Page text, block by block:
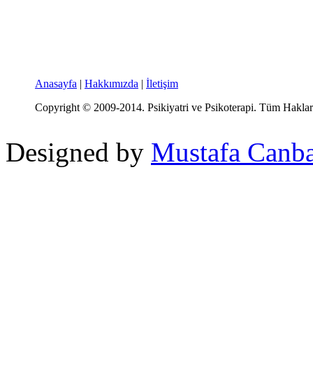
Anasayfa | Hakkımızda | İletişim
Copyright © 2009-2014. Psikiyatri ve Psikoterapi. Tüm Hakları
Designed by Mustafa